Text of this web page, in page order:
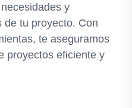
y
de tu proyecto. Con
te aseguramos
proyectos eficiente y